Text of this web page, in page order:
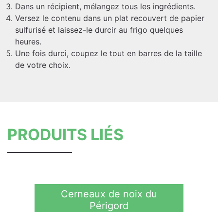
Dans un récipient, mélangez tous les ingrédients.
Versez le contenu dans un plat recouvert de papier
sulfurisé et laissez-le durcir au frigo quelques
heures.
Une fois durci, coupez le tout en barres de la taille
de votre choix.
PRODUITS LIÉS
Cerneaux de noix du
Périgord